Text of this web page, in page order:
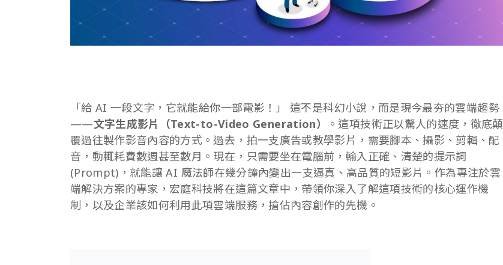
「給 AI 一段文字，它就能給你一部電影！」 這不是科幻小說，而是現今最夯的雲端趨勢
——文字生成影片（Text-to-Video Generation）
。這項技術正以驚人的速度，徹底顛
覆過往製作影音內容的方式。過去，拍一支廣告或教學影片，需要腳本、攝影、剪輯、配
音，動輒耗費數週甚至數月。現在，只需要坐在電腦前，輸入正確、清楚的提示詞
(Prompt)，就能讓 AI 魔法師在幾分鐘內變出一支逼真、高品質的短影片。作為專注於雲
端解決方案的專家，宏庭科技將在這篇文章中，帶領你深入了解這項技術的核心運作機
制，以及企業該如何利用此項雲端服務，搶佔內容創作的先機。